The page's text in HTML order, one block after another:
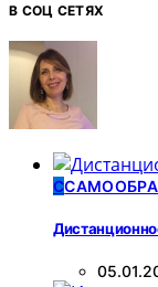
В СОЦ СЕТЯХ
С